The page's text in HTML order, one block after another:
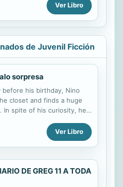
de risas. Después de
de las garras de Shaard, el
hacia Aurora a bordo del
de hielo tras las pistas que
Pero cuando sus
como Tejecánticos lo
a meter en líos, la tripulación
de allí si quieren
a salvo. Ash y sus
una peligrosa
en busca de un lugar
que les conducirá a un...
Ver Libro
de Juvenil Ficción
sorpresa
before his birthday, Nino
closet and finds a huge
In spite of his curiosity, he
present the next morning,
boring at first, but he slowly
all of the surprises it holds
Ver Libro
DE GREG 11 A TODA